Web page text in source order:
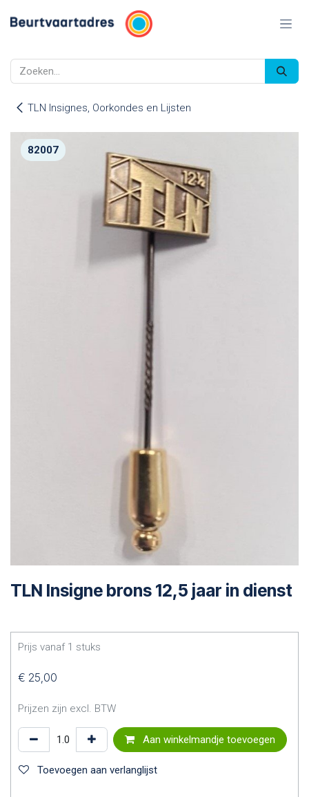
TLN Insignes, Oorkondes en Lijsten
82007
TLN Insigne brons 12,5 jaar in dienst
Prijs vanaf 1 stuks
€ 25,00
Prijzen zijn excl. BTW
Aan winkelmandje toevoegen
Toevoegen aan verlanglijst